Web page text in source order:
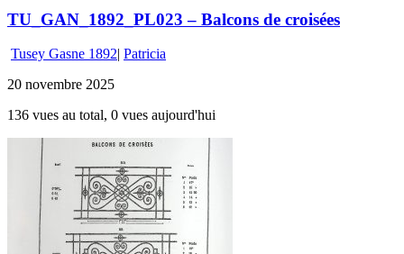
TU_GAN_1892_PL023 – Balcons de croisées
Tusey Gasne 1892| Patricia
20 novembre 2025
136 vues au total, 0 vues aujourd'hui